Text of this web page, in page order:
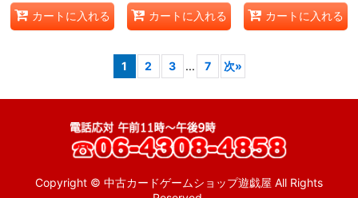
カートに入れる カートに入れる カートに入れる
1 2 3 ... 7 次»
Copyright © 中古カードゲームショップ遊戯屋 All Rights